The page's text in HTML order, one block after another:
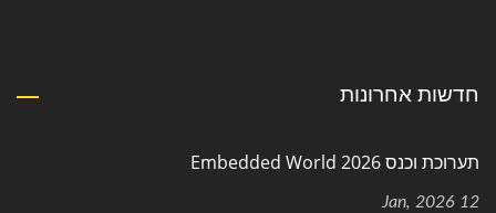
חדשות אחרונות
תערוכת וכנס Embedded World 2026
12 Jan, 2026